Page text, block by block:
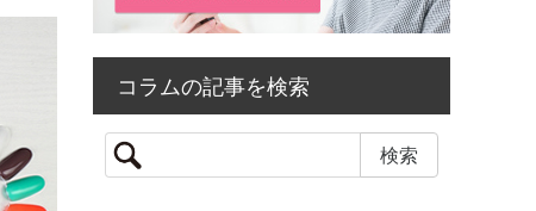
コラムの記事を検索